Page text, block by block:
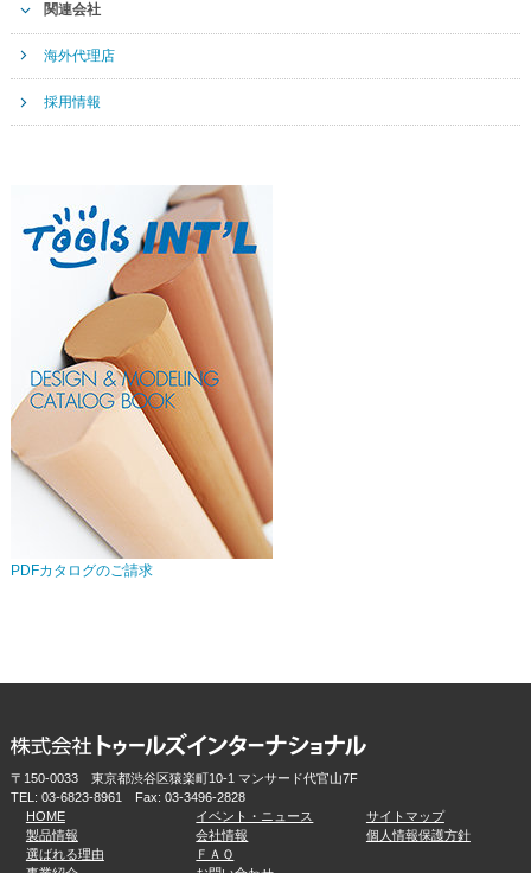
関連会社
海外代理店
採用情報
PDFカタログのご請求
〒150-0033 東京都渋谷区猿楽町10-1 マンサード代官山7F
TEL: 03-6823-8961
Fax: 03-3496-2828
HOME
製品情報
選ばれる理由
イベント・ニュース
会社情報
ＦＡＱ
サイトマップ
個人情報保護方針